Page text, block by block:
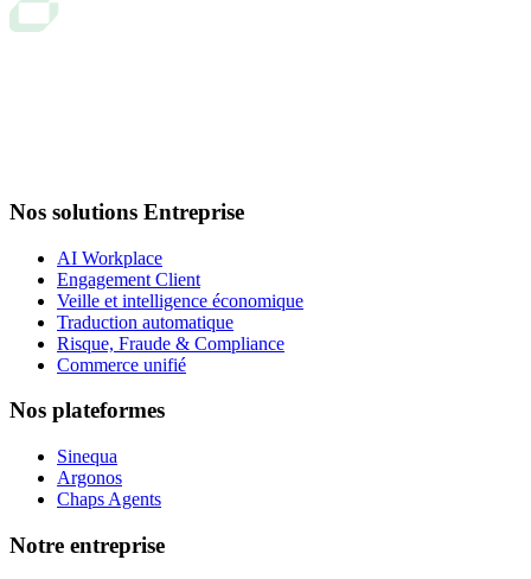
Nos solutions Entreprise
AI Workplace
Engagement Client
Veille et intelligence économique
Traduction automatique
Risque, Fraude & Compliance
Commerce unifié
Nos plateformes
Sinequa
Argonos
Chaps Agents
Notre entreprise